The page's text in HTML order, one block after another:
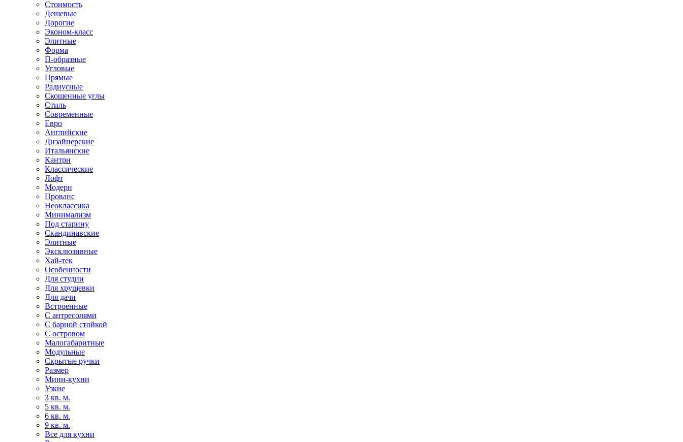
Стоимость
Дешевые
Дорогие
Эконом-класс
Элитные
Форма
П-образные
Угловые
Прямые
Радиусные
Скошенные углы
Стиль
Современные
Евро
Английские
Дизайнерские
Итальянские
Кантри
Классические
Лофт
Модерн
Прованс
Неоклассика
Минимализм
Под старину
Скандинавские
Элитные
Эксклюзивные
Хай-тек
Особенности
Для студии
Для хрущевки
Для дачи
Встроенные
С антресолями
С барной стойкой
С островом
Малогабаритные
Модульные
Скрытые ручки
Размер
Мини-кухни
Узкие
3 кв. м.
5 кв. м.
6 кв. м.
9 кв. м.
Все для кухни